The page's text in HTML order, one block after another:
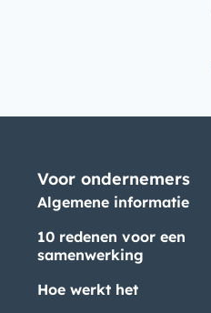
Voor ondernemers
Algemene informatie
10 redenen voor een
samenwerking
Hoe werkt het